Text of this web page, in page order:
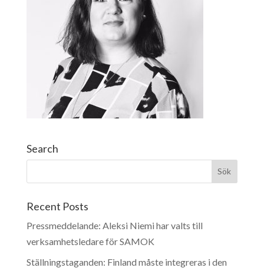
Search
Recent Posts
Pressmeddelande: Aleksi Niemi har valts till
verksamhetsledare för SAMOK
Ställningstaganden: Finland måste integreras i den